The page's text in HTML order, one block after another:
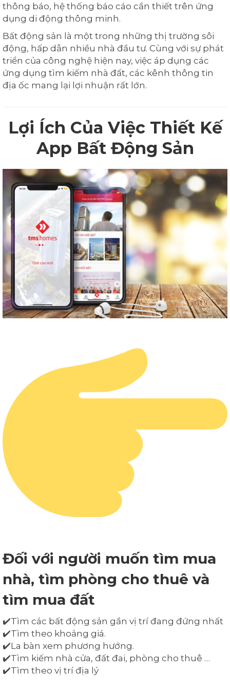
thông báo, hệ thống báo cáo cần thiết trên ứng
dụng di động thông minh.
Bất động sản là một trong những thị trường sôi
động, hấp dẫn nhiều nhà đầu tư. Cùng với sự phát
triển của công nghệ hiện nay, việc áp dụng các
ứng dụng tìm kiếm nhà đất, các kênh thông tin
địa ốc mang lại lợi nhuận rất lớn.
Lợi Ích Của Việc Thiết Kế
App Bất Động Sản
Đối với người muốn tìm mua
nhà, tìm phòng cho thuê và
tìm mua đất
✔️Tìm các bất động sản gần vị trí đang đứng nhất
✔️Tìm theo khoảng giá.
✔️La bàn xem phương hướng.
✔️Tìm kiếm nhà cửa, đất đai, phòng cho thuê …
✔️Tìm theo vị trí địa lý